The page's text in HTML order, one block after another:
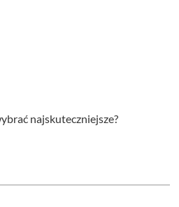
najskuteczniejsze?